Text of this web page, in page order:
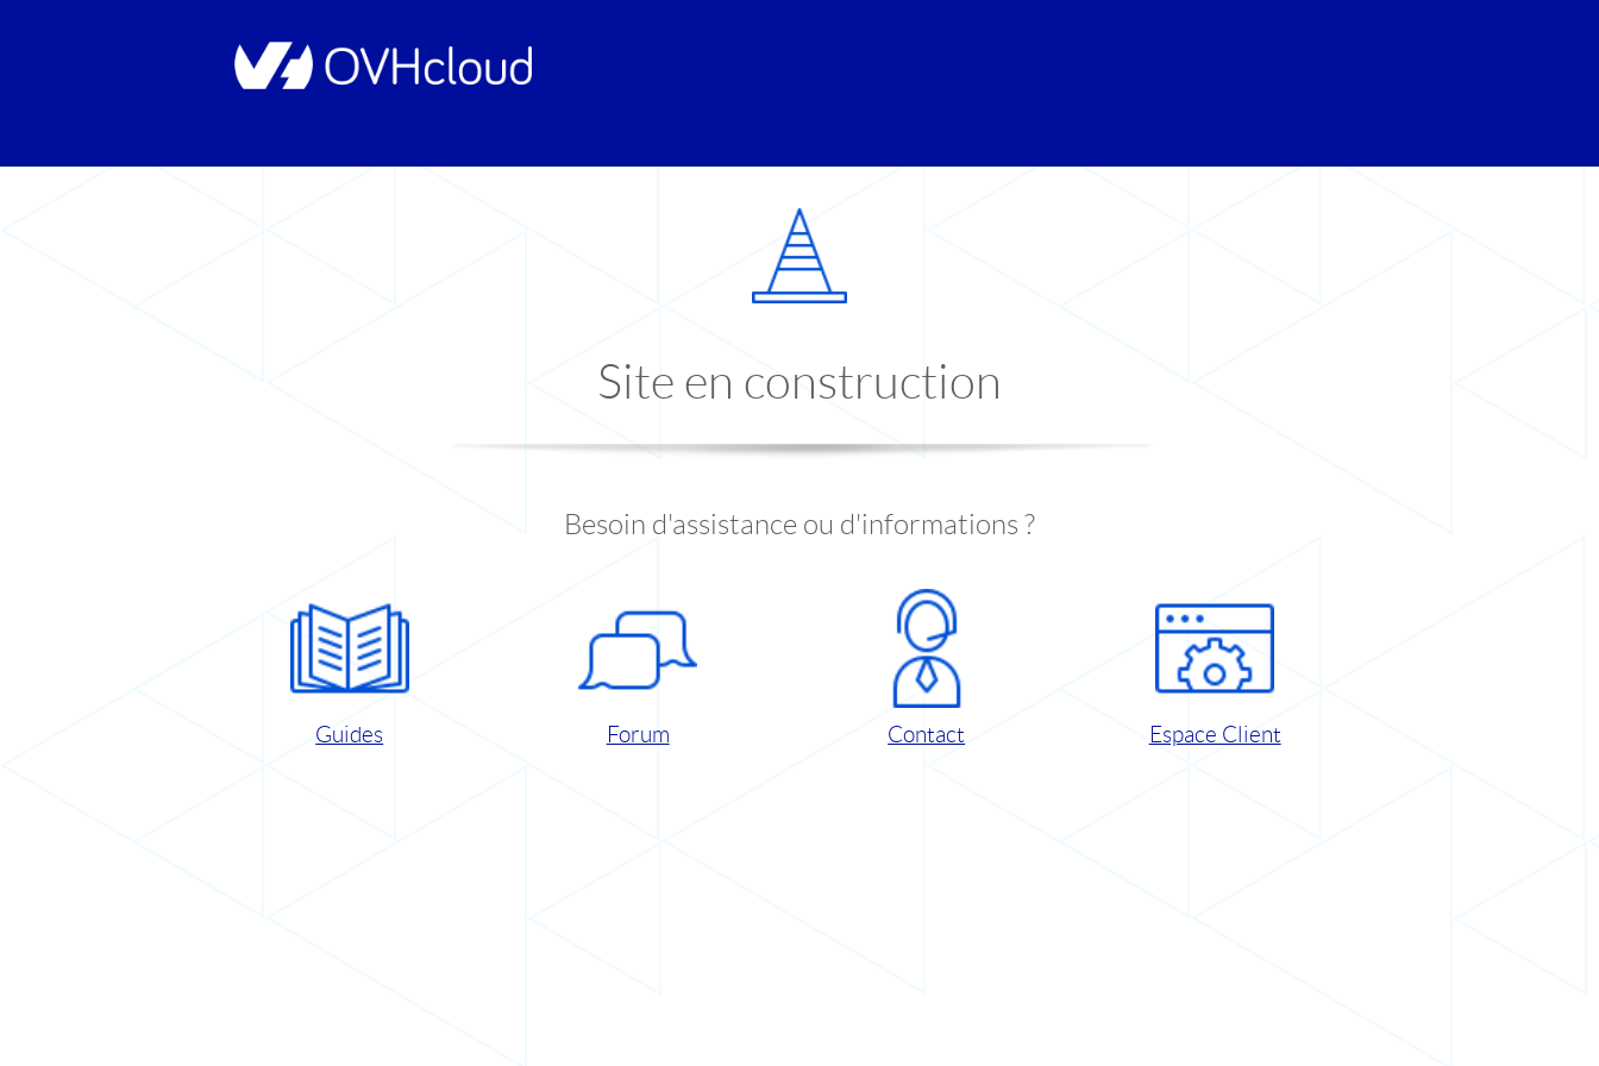
Site en construction
Besoin d'assistance ou d'informations ?
Guides Forum Contact Espace Client